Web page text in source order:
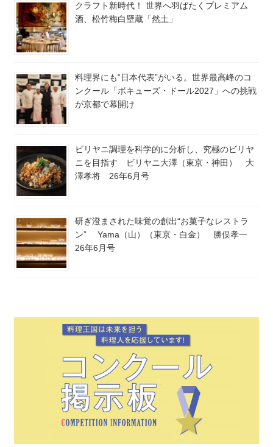
クラフト新時代！ 世界へ羽ばたくプレミアム
酒、松竹梅白壁蔵「然土」
料理界にも“日本代表”がいる。世界最高峰のコ
ンクール「ボキューズ・ドール2027」への挑戦
が京都で幕開け
ビリヤニ調理を科学的に分析し、究極のビリヤ
ニを目指す ビリヤニ大澤（東京・神田） 大
澤孝将 26年6月号
研ぎ澄まされた味覚の創出“お菓子なレストラ
ン” Yama（山）（東京・白金） 勝俣孝一
26年6月号